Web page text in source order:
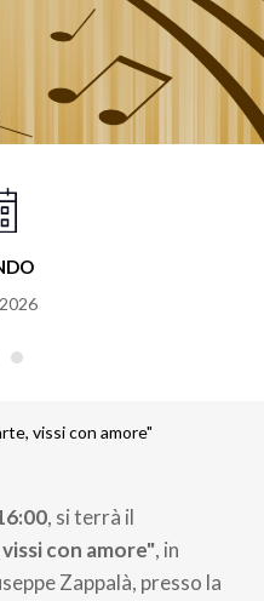
vissi con amore"
, si terrà il
con amore", in
Zappalà, presso la